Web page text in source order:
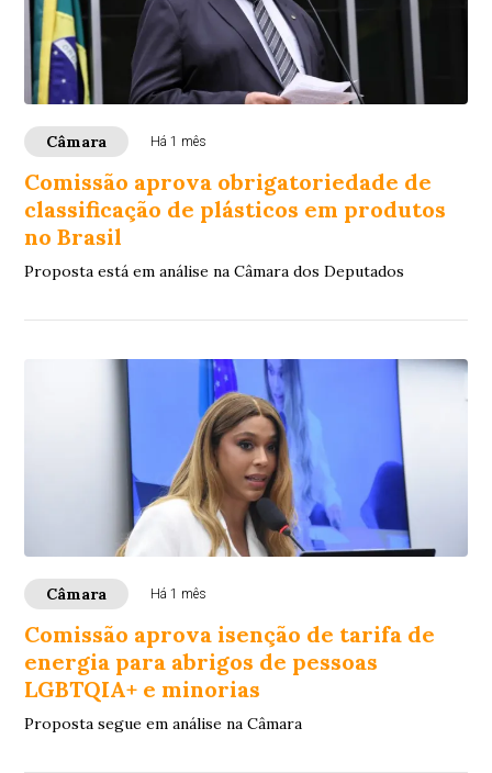
Câmara Há 1 mês
Comissão aprova obrigatoriedade de
classificação de plásticos em produtos
no Brasil
Proposta está em análise na Câmara dos Deputados
Câmara Há 1 mês
Comissão aprova isenção de tarifa de
energia para abrigos de pessoas
LGBTQIA+ e minorias
Proposta segue em análise na Câmara